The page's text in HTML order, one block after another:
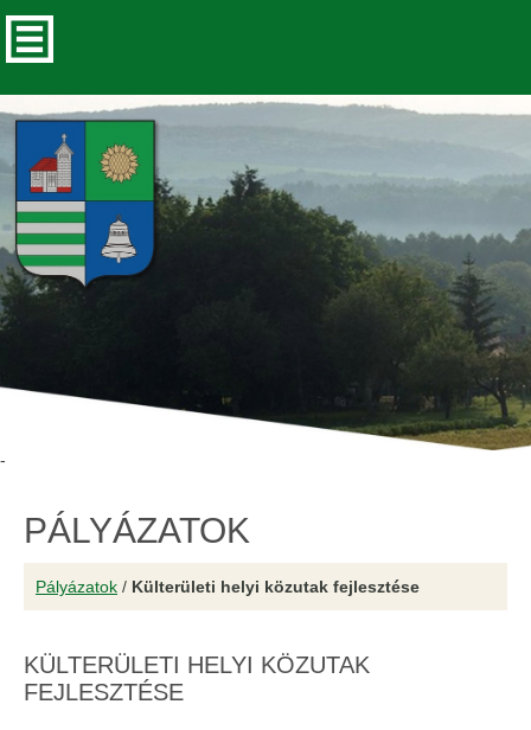
-
PÁLYÁZATOK
Pályázatok / Külterületi helyi közutak fejlesztése
KÜLTERÜLETI HELYI KÖZUTAK
FEJLESZTÉSE